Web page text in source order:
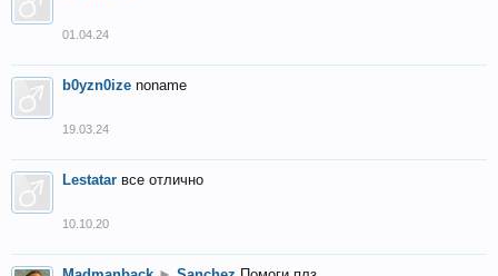
01.04.24
b0yzn0ize noname
19.03.24
Lestatar все отлично
10.10.20